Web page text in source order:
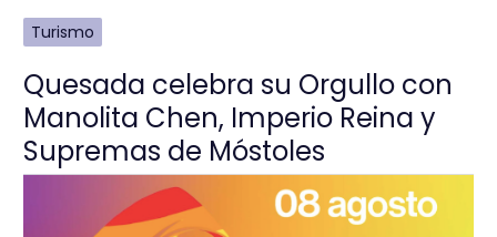
Turismo
Quesada celebra su Orgullo con
Manolita Chen, Imperio Reina y
Supremas de Móstoles